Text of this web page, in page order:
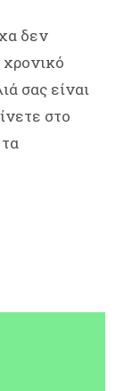
δεν
σας είναι
στο